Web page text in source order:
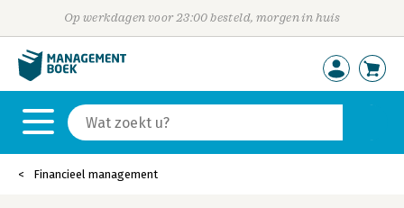
Op werkdagen voor 23:00 besteld, morgen in huis
Financieel management